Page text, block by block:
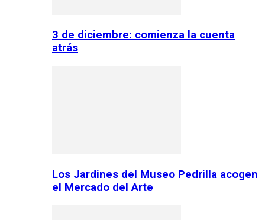
3 de diciembre: comienza la cuenta
atrás
Los Jardines del Museo Pedrilla acogen
el Mercado del Arte